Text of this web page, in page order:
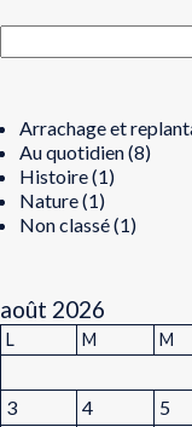
Arrachage et
Au quotidien(8)
Histoire(1)
Nature(1)
Non classé(1)
août 2026
L M M
3
4 5